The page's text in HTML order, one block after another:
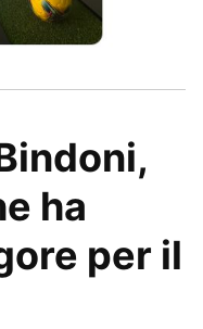
,
ha
per il